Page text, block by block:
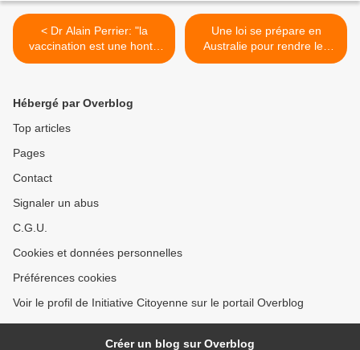
< Dr Alain Perrier: "la
vaccination est une honte
immunologique!"
Une loi se prépare en
Australie pour rendre les
vaccins obligatoires >
Hébergé par Overblog
Top articles
Pages
Contact
Signaler un abus
C.G.U.
Cookies et données personnelles
Préférences cookies
Voir le profil de Initiative Citoyenne sur le portail Overblog
Créer un blog sur Overblog